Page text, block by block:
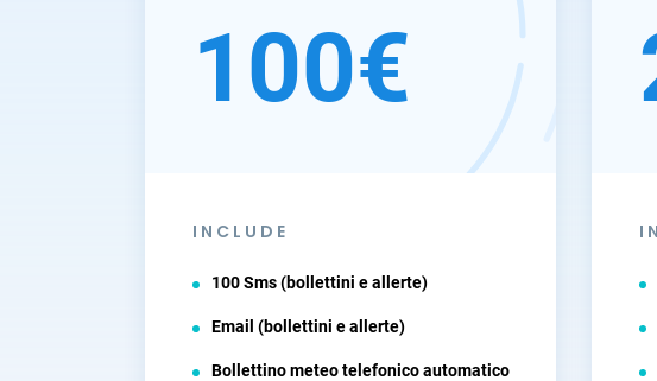
100€
INCLUDE
100 Sms (bollettini e allerte)
Email (bollettini e allerte)
Bollettino meteo telefonico automatico